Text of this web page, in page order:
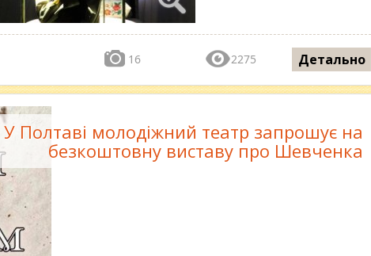
16 2275 Детально
У Полтаві молодіжний театр запрошує на
безкоштовну виставу про Шевченка